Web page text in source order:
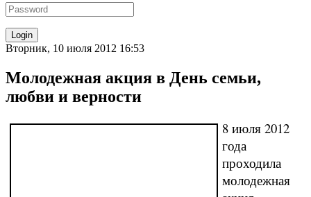
Вторник, 10 июля 2012 16:53
Молодежная акция в День семьи,
любви и верности
8 июля 2012
года
проходила
молодежная